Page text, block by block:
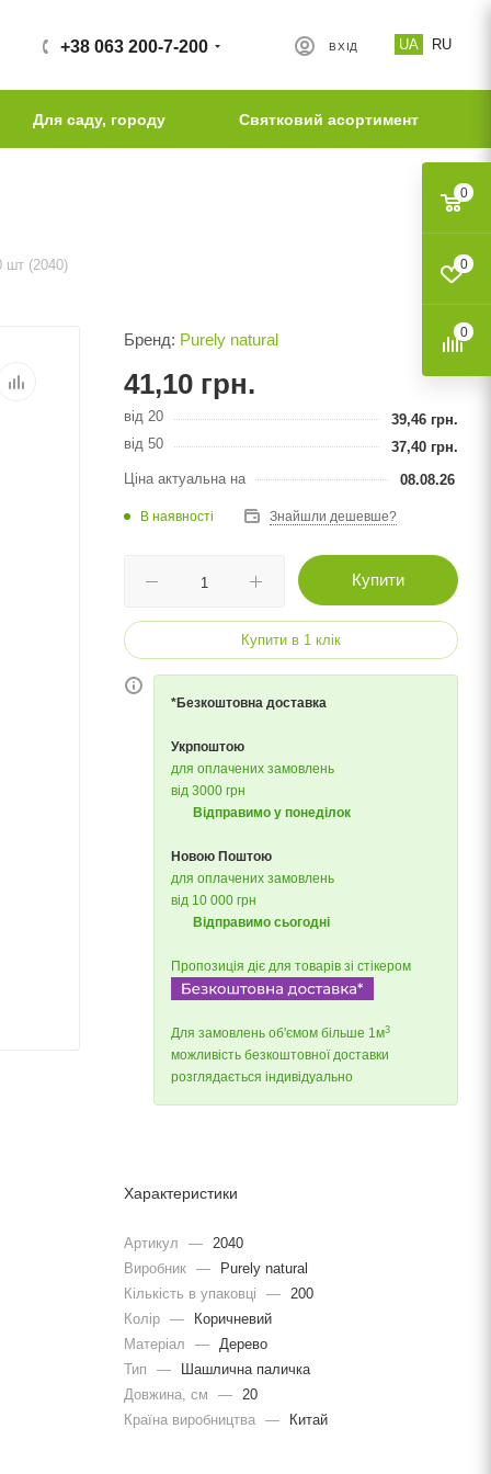
UA RU
ВХІД
+38 063 200-7-200
Для саду, городу Святковий асортимент
шт (2040)
Бренд: Purely natural
41,10 грн.
від 20 39,46 грн.
від 50
37,40 грн.
Ціна актуальна на
08.08.26
В наявності Знайшли дешевше?
Купити
Купити в 1 клік
*Безкоштовна доставка
Укрпоштою
для оплачених замовлень
від 3000 грн
Відправимо у понеділок
Новою Поштою
для оплачених замовлень
від 10 000 грн
Відправимо сьогодні
Пропозиція діє для товарів зі стікером
Для замовлень об'ємом більше 1м3
можливість безкоштовної доставки
розглядається індивідуально
Характеристики
Артикул —
2040
Виробник —
Purely natural
Кількість в упаковці
—
200
Колір —
Коричневий
Матеріал
—
Дерево
Тип
—
Шашлична паличка
Довжина, cм
—
20
Країна виробництва — Китай
0
0
0